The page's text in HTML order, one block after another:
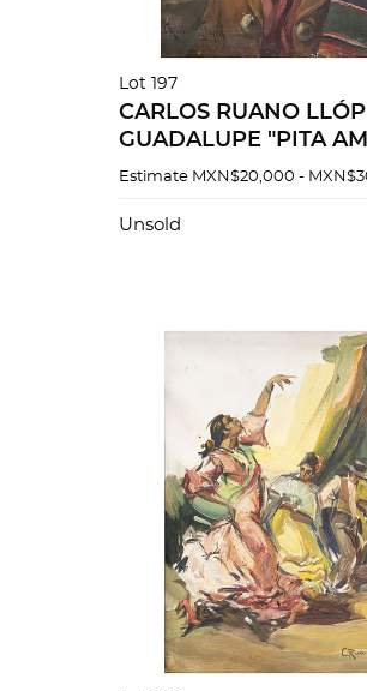
Lot 197
CARLOS RUANO
GUADALUPE "PITA
sobre tela. Firmado "C
Estimate MXN$20,000 -
Unsold